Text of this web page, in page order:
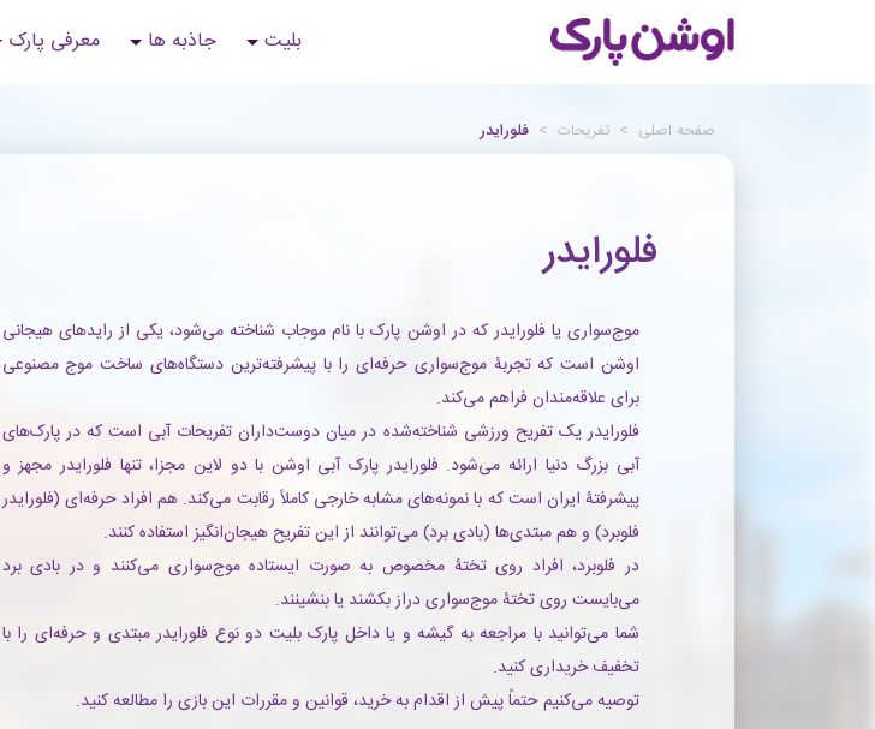
بلیت جاذبه ها معرفی پارک
صفحه اصلی > تفریحات > فلورایدر
فلورایدر
موج‌سواری یا فلورایدر که در اوشن پارک با نام موجاب شناخته می‌شود، یکی از رایدهای هیجانی
اوشن است که تجربۀ موج‌سواری حرفه‌ای را با پیشرفته‌ترین دستگاه‌های ساخت موج مصنوعی
برای علاقه‌مندان فراهم می‌کند.
فلورایدر یک تفریح ورزشی شناخته‌شده در میان دوست‌داران تفریحات آبی است که در پارک‌های
آبی بزرگ دنیا ارائه می‌شود. فلورایدر پارک آبی اوشن با دو لاین مجزا، تنها فلورایدر مجهز و
پیشرفتۀ ایران است که با نمونه‌های مشابه خارجی کاملاً رقابت می‌کند. هم افراد حرفه‌ای (فلورایدر
فلوبرد) و هم مبتدی‌ها (بادی برد) می‌توانند از این تفریح هیجان‌انگیز استفاده کنند.
در فلوبرد، افراد روی تختۀ مخصوص به صورت ایستاده موج‌سواری می‌کنند و در بادی برد
می‌بایست روی تختۀ موج‌سواری دراز بکشند یا بنشینند.
شما می‌توانید با مراجعه به گیشه و یا داخل پارک بلیت دو نوع فلورایدر مبتدی و حرفه‌ای را با
تخفیف خریداری کنید.
توصیه می‌کنیم حتماً پیش از اقدام به خرید، قوانین و مقررات این بازی را مطالعه کنید.